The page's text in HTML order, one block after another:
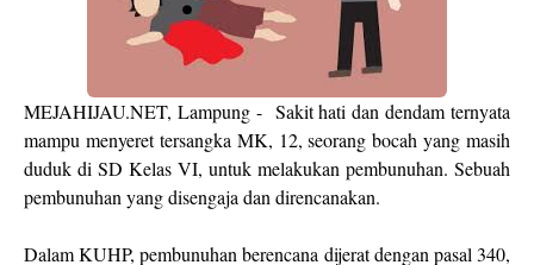
MEJAHIJAU.NET, Lampung - Sakit hati dan dendam ternyata
mampu menyeret tersangka MK, 12, seorang bocah yang masih
duduk di SD Kelas VI, untuk melakukan pembunuhan. Sebuah
pembunuhan yang disengaja dan direncanakan.
Dalam KUHP, pembunuhan berencana dijerat dengan pasal 340,